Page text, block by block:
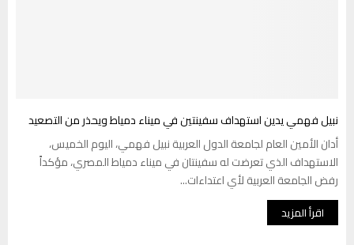
نبيل فهمي يدين استهداف سفينتين في ميناء دمياط ويحذر من التصعيد
أدان الأمين العام لجامعة الدول العربية نبيل فهمي، اليوم الخميس،
الاستهداف الذي تعرضت له سفينتان في ميناء دمياط المصري، مؤكداً
رفض الجامعة العربية لأي اعتداءات...
اقرأ المزيد